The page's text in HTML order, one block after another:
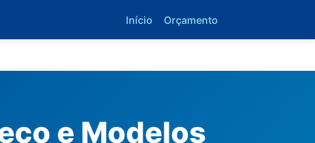
Início Orçamento
e Modelos